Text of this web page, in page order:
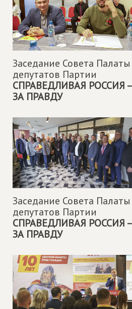
Заседание Совета Палаты
депутатов Партии
СПРАВЕДЛИВАЯ РОССИЯ –
ЗА ПРАВДУ
Заседание Совета Палаты
депутатов Партии
СПРАВЕДЛИВАЯ РОССИЯ –
ЗА ПРАВДУ